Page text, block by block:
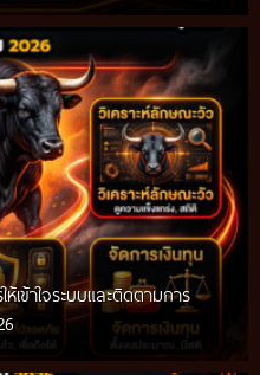
เข้าใจระบบและติดตามการ